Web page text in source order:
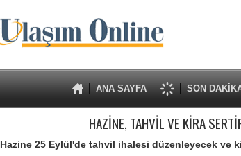
ANA SAYFA SON
HAZİNE, TAHVİL VE KİRA
Hazine 25 Eylül'de tahvil ihalesi düzenleyecek ve